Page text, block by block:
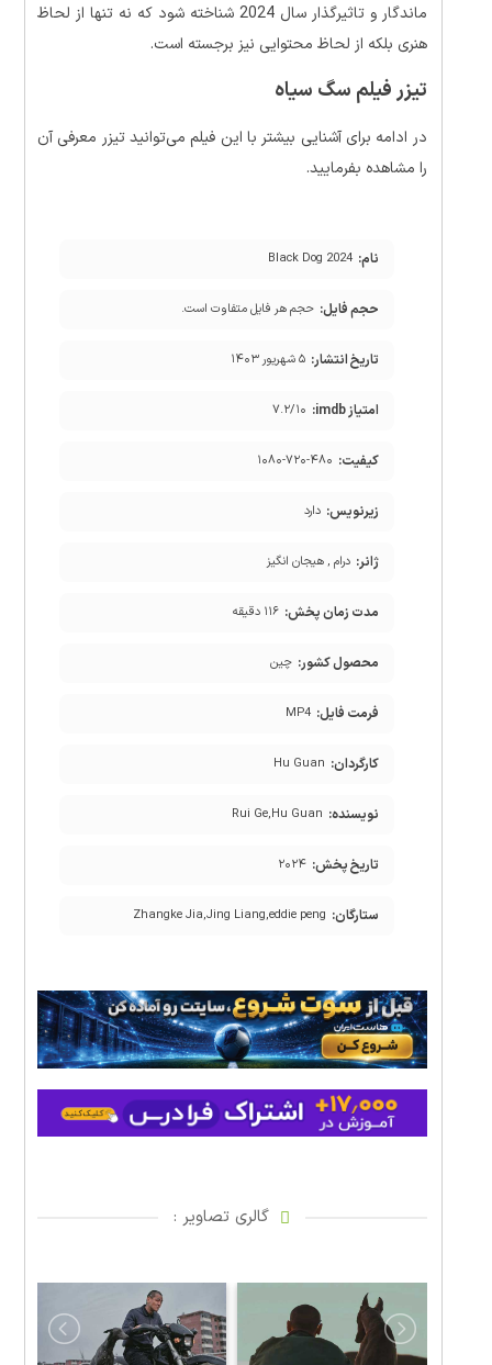
ماندگار و تاثیرگذار سال 2024 شناخته شود که نه تنها از لحاظ
هنری بلکه از لحاظ محتوایی نیز برجسته است.
تیزر فیلم سگ سیاه
در ادامه برای آشنایی بیشتر با این فیلم می‌توانید تیزر معرفی آن
را مشاهده بفرمایید.
نام: Black Dog 2024
حجم فایل: حجم هر فایل متفاوت است.
تاریخ انتشار: ۵ شهریور ۱۴۰۳
امتیاز imdb: ۷.۲/۱۰
کیفیت: ۱۰۸۰-۷۲۰-۴۸۰
زیرنویس: دارد
ژانر: درام , هیجان انگیز
مدت زمان پخش: ۱۱۶ دقیقه
محصول کشور: چين
فرمت فایل: MP4
کارگردان: Hu Guan
نویسنده: Rui Ge,Hu Guan
تاریخ پخش: ۲۰۲۴
ستارگان: Zhangke Jia,Jing Liang,eddie peng
گالری تصاویر :